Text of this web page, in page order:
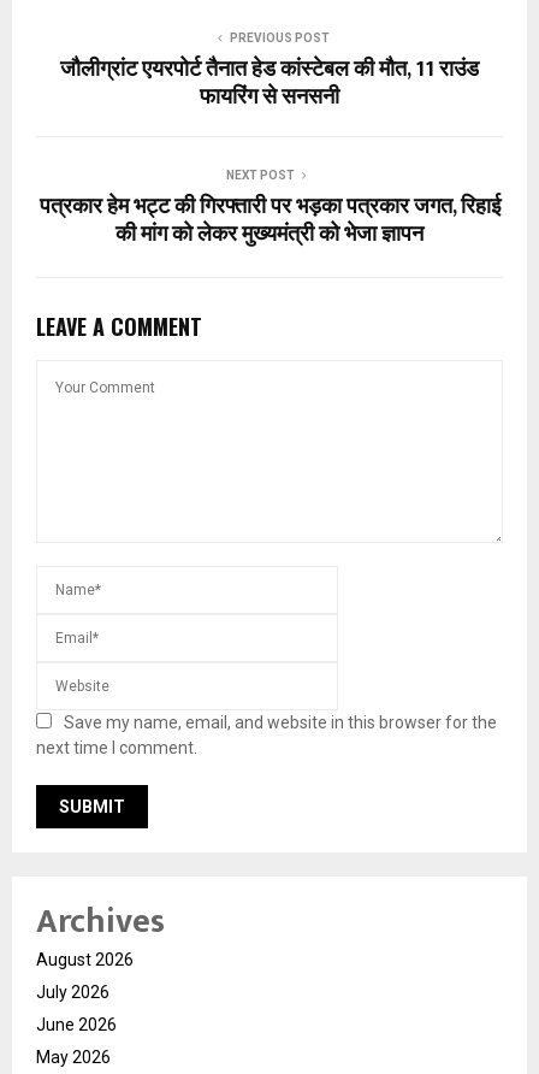
PREVIOUS POST
जौलीग्रांट एयरपोर्ट तैनात हेड कांस्टेबल की मौत, 11 राउंड
फायरिंग से सनसनी
NEXT POST
पत्रकार हेम भट्ट की गिरफ्तारी पर भड़का पत्रकार जगत, रिहाई
की मांग को लेकर मुख्यमंत्री को भेजा ज्ञापन
LEAVE A COMMENT
Save my name, email, and website in this browser for the
next time I comment.
Archives
August 2026
July 2026
June 2026
May 2026